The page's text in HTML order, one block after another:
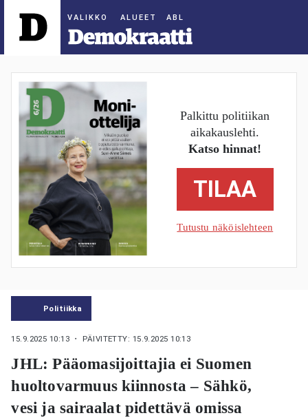
ALUEET
Palkittu politiikan
aikakauslehti.
Katso hinnat!
TILAA
Tutustu näköislehteen
Politiikka
15.9.2025 10:13 ・ PÄIVITETTY: 15.9.2025 10:13
JHL: Pääomasijoittajia ei Suomen
huoltovarmuus kiinnosta – Sähkö,
vesi ja sairaalat pidettävä omissa